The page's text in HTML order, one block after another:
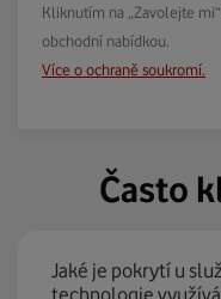
Kliknutím na „Zavolejte
obchodní nabídkou.
Více o ochraně soukromí.
Často
Jaké je pokrytí u
technologie